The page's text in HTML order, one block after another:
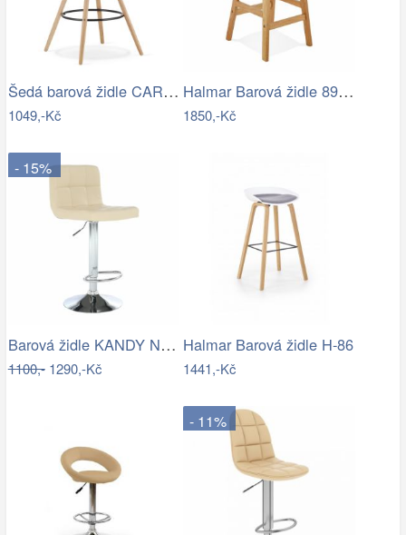
Šedá barová židle CARBRY
1049,-Kč
Halmar Barová židle 89x49 cm šedá/černá…
1850,-Kč
- 15%
Barová židle KANDY NEW Tempo Kondela
1100,-1290,-Kč
Halmar Barová židle H-86
1441,-Kč
- 11%